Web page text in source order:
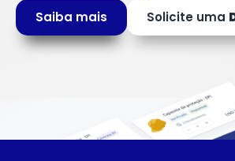
Saiba mais Solicite uma